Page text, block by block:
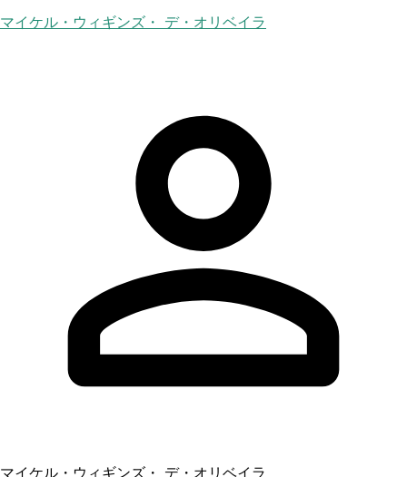
マイケル・ウィギンズ・ デ・オリベイラ
マイケル・ウィギンズ・ デ・オリベイラ